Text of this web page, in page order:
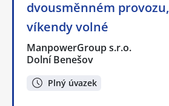
dvousměnném provozu,
víkendy volné
ManpowerGroup s.r.o.
Dolní Benešov
Plný úvazek